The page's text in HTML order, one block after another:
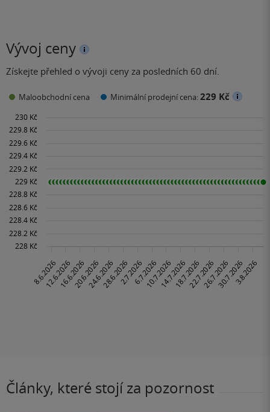
Vývoj ceny
Získejte přehled o vývoji ceny za posledních 60 dní.
Maloobchodní cena Minimální prodejní cena:229 Kč
Články, které stojí za pozornost